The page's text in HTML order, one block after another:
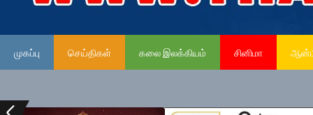
முகப்பு செய்திகள் கலை இலக்கியம் சினிமா